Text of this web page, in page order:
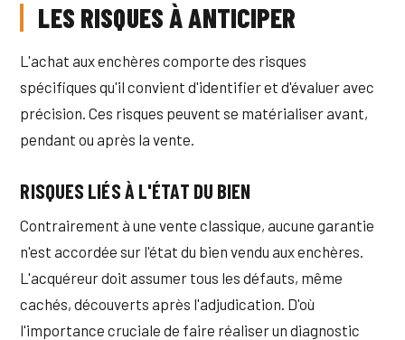
LES RISQUES À ANTICIPER
L'achat aux enchères comporte des risques
spécifiques qu'il convient d'identifier et d'évaluer avec
précision. Ces risques peuvent se matérialiser avant,
pendant ou après la vente.
RISQUES LIÉS À L'ÉTAT DU BIEN
Contrairement à une vente classique, aucune garantie
n'est accordée sur l'état du bien vendu aux enchères.
L'acquéreur doit assumer tous les défauts, même
cachés, découverts après l'adjudication. D'où
l'importance cruciale de faire réaliser un diagnostic